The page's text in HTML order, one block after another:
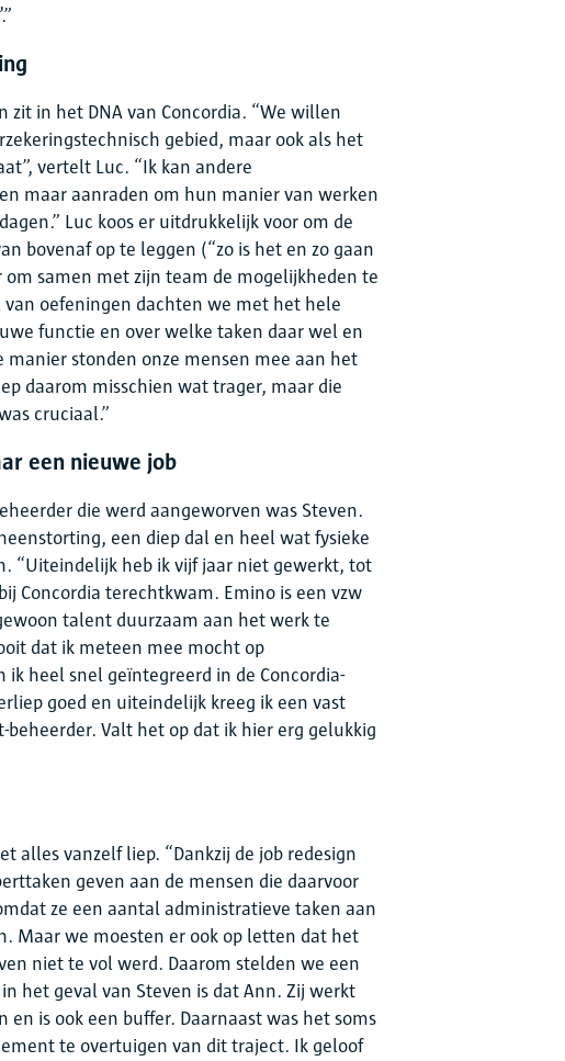
zit in het DNA van Concordia. “We willen
gebied, maar ook als het
vertelt Luc. “Ik kan andere
maar aanraden om hun manier van werken
Luc koos er uitdrukkelijk voor om de
bovenaf op te leggen (“zo is het en zo gaan
samen met zijn team de mogelijkheden te
van oefeningen dachten we met het hele
functie en over welke taken daar wel en
manier stonden onze mensen mee aan het
daarom misschien wat trager, maar die
cruciaal.”
een nieuwe job
die werd aangeworven was Steven.
een diep dal en heel wat fysieke
“Uiteindelijk heb ik vijf jaar niet gewerkt, tot
Concordia terechtkwam. Emino is een vzw
talent duurzaam aan het werk te
dat ik meteen mee mocht op
ik heel snel geïntegreerd in de Concordia-
goed en uiteindelijk kreeg ik een vast
beheerder. Valt het op dat ik hier erg gelukkig
alles vanzelf liep. “Dankzij de job redesign
geven aan de mensen die daarvoor
ze een aantal administratieve taken aan
Maar we moesten er ook op letten dat het
niet te vol werd. Daarom stelden we een
het geval van Steven is dat Ann. Zij werkt
en is ook een buffer. Daarnaast was het soms
te overtuigen van dit traject. Ik geloof